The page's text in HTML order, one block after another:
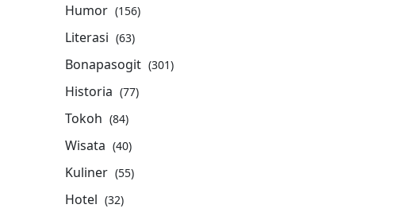
Humor (156)
Literasi (63)
Bonapasogit (301)
Historia (77)
Tokoh (84)
Wisata (40)
Kuliner (55)
Hotel (32)